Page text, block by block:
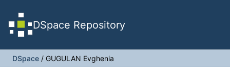
DSpace Repository
DSpace / GUGULAN Evghenia